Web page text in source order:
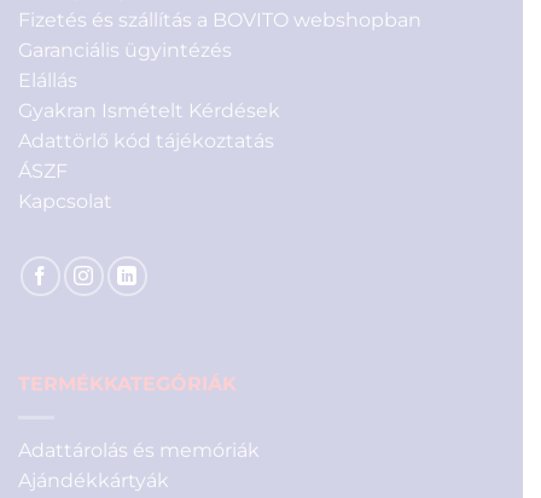
Fizetés és szállítás a BOVITO webshopban
Garanciális ügyintézés
Elállás
Gyakran Ismételt Kérdések
Adattörlő kód tájékoztatás
ÁSZF
Kapcsolat
TERMÉKKATEGÓRIÁK
Adattárolás és memóriák
Ajándékkártyák